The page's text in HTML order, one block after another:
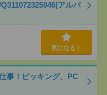
アルバ
気になる！
事！ピッキング、PC